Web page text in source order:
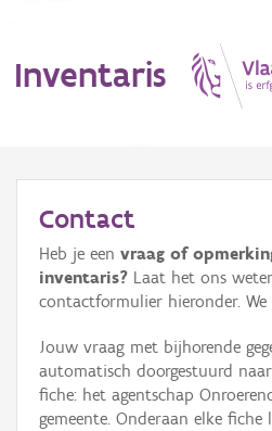
Inventaris
Erfgoedobject
Aanduidingsobject
Waarneming
Thema
Contact
Heb je een vraag of
inventaris? Laat het ons
contactformulier hieronder. We
Jouw vraag met bijhorende
automatisch doorgestuurd
fiche: het agentschap
gemeente. Onderaan elke fiche